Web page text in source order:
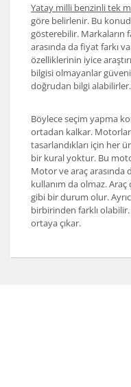
Yatay milli benzinli tek
göre belirlenir. Bu
gösterebilir. Markaların
arasında da fiyat farkı
özelliklerinin iyice
bilgisi olmayanlar
doğrudan bilgi alabilirler.
Böylece seçim yapma
ortadan kalkar. Motorlar
tasarlandıkları için her
bir kural yoktur. Bu
Motor ve araç arasında
kullanım da olmaz.
gibi bir durum olur.
birbirinden farklı
ortaya çıkar.